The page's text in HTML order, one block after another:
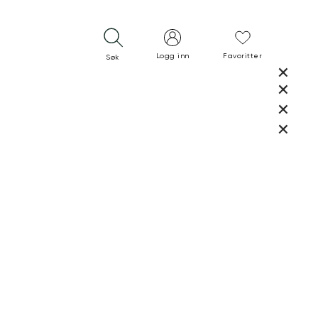
LUKK
LUKK
LUKK
Søk Logg inn Favoritter
30 DAGERS RETURRETT